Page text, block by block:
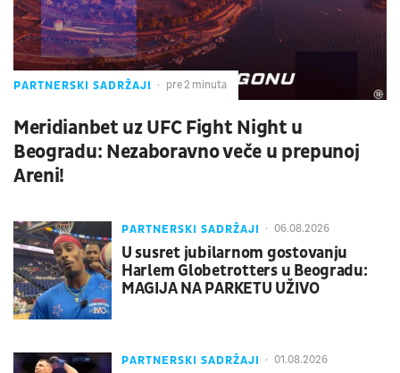
PARTNERSKI SADRŽAJI pre 2 minuta
Meridianbet uz UFC Fight Night u
Beogradu: Nezaboravno veče u prepunoj
Areni!
PARTNERSKI SADRŽAJI 06.08.2026
U susret jubilarnom gostovanju
Harlem Globetrotters u Beogradu:
MAGIJA NA PARKETU UŽIVO
PARTNERSKI SADRŽAJI 01.08.2026